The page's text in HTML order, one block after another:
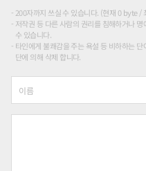
200자까지 쓰실 수 있습니다. (현재 0 byte /
저작권 등 다른 사람의 권리를 침해하거나
수 있습니다.
타인에게 불쾌감을 주는 욕설 등 비하하는
단에 의해 삭제 합니다.